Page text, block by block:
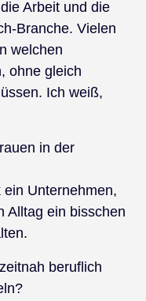
Arbeit und die
Branche. Vielen
welchen
ohne gleich
Ich weiß,
in der
ein Unternehmen,
Alltag ein bisschen
beruflich